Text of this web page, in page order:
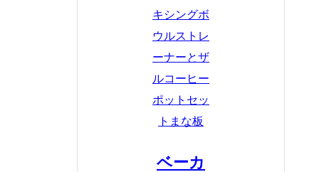
キシングボ
ウルストレ
ーナーとザ
ルコーヒー
ポットセッ
ト まな板
ベーカ